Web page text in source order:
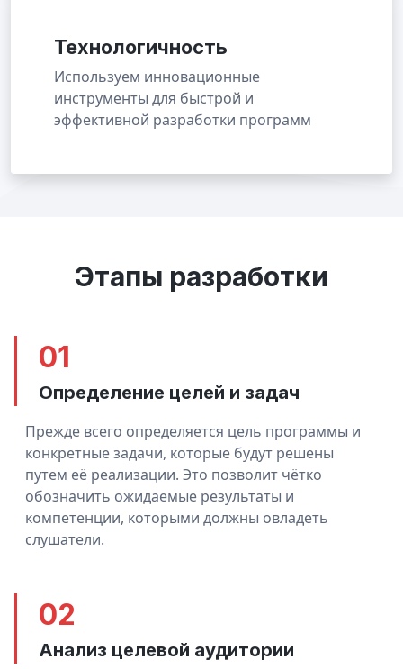
Технологичность
Используем инновационные
инструменты для быстрой и
эффективной разработки программ
Этапы разработки
01
Определение целей и задач
Прежде всего определяется цель программы и
конкретные задачи, которые будут решены
путем её реализации. Это позволит чётко
обозначить ожидаемые результаты и
компетенции, которыми должны овладеть
слушатели.
02
Анализ целевой аудитории